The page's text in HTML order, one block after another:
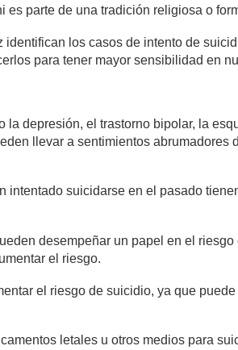
parte de una tradición religiosa o
los casos de intento de
para tener mayor sensibilidad en
la depresión, el trastorno bipolar, la
llevar a sentimientos abrumadores
intentado suicidarse en el pasado
desempeñar un papel en el riesgo
el riesgo.
el riesgo de suicidio, ya que
letales u otros medios para